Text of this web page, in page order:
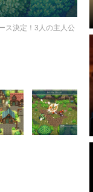
ス決定！3人の主人公